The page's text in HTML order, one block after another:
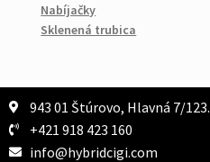
Nabíjačky
Sklenená trubica
943 01 Štúrovo, Hlavná 7/123.
+421 918 423 160
info@hybridcigi.com